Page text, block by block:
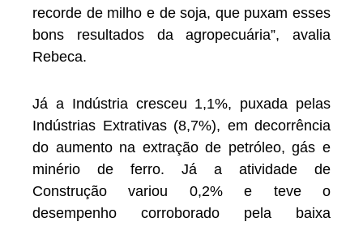
recorde de milho e de soja, que puxam esses
bons resultados da agropecuária”, avalia
Rebeca.
Já a Indústria cresceu 1,1%, puxada pelas
Indústrias Extrativas (8,7%), em decorrência
do aumento na extração de petróleo, gás e
minério de ferro. Já a atividade de
Construção variou 0,2% e teve o
desempenho corroborado pela baixa